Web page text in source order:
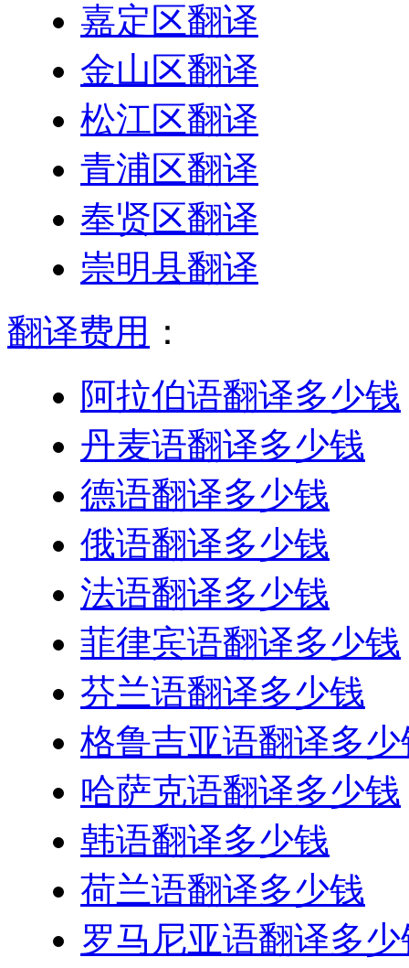
嘉定区翻译
金山区翻译
松江区翻译
青浦区翻译
奉贤区翻译
崇明县翻译
翻译费用 ：
阿拉伯语翻译多少钱
丹麦语翻译多少钱
德语翻译多少钱
俄语翻译多少钱
法语翻译多少钱
菲律宾语翻译多少钱
芬兰语翻译多少钱
格鲁吉亚语翻译多少
哈萨克语翻译多少钱
韩语翻译多少钱
荷兰语翻译多少钱
罗马尼亚语翻译多少